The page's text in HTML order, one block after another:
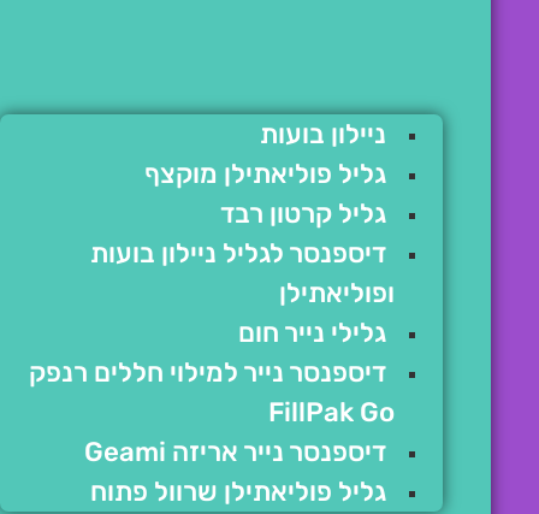
ניילון בועות
גליל פוליאתילן מוקצף
גליל קרטון רבד
דיספנסר לגליל ניילון בועות
ופוליאתילן
גלילי נייר חום
דיספנסר נייר למילוי חללים רנפק
FillPak Go
דיספנסר נייר אריזה Geami
גליל פוליאתילן שרוול פתוח